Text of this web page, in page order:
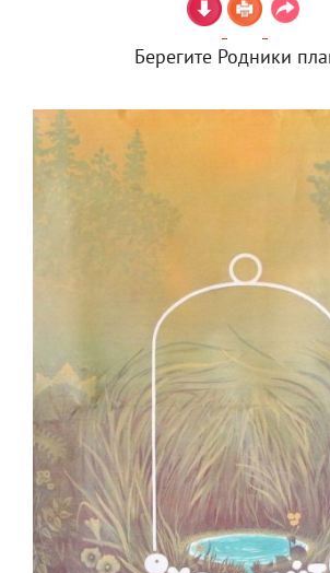
Берегите Родники